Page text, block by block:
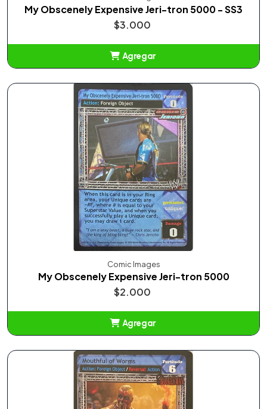
My Obscenely Expensive Jeri-tron 5000 - SS3
$3.000
Agregar
Comic Images
My Obscenely Expensive Jeri-tron 5000
$2.000
Agregar